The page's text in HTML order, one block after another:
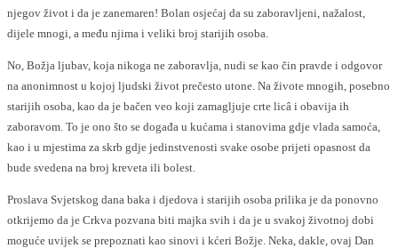
njegov život i da je zanemaren! Bolan osjećaj da su zaboravljeni, nažalost,
dijele mnogi, a među njima i veliki broj starijih osoba.
No, Božja ljubav, koja nikoga ne zaboravlja, nudi se kao čin pravde i odgovor
na anonimnost u kojoj ljudski život prečesto utone. Na živote mnogih, posebno
starijih osoba, kao da je bačen veo koji zamagljuje crte licâ i obavija ih
zaboravom. To je ono što se događa u kućama i stanovima gdje vlada samoća,
kao i u mjestima za skrb gdje jedinstvenosti svake osobe prijeti opasnost da
bude svedena na broj kreveta ili bolest.
Proslava Svjetskog dana baka i djedova i starijih osoba prilika je da ponovno
otkrijemo da je Crkva pozvana biti majka svih i da je u svakoj životnoj dobi
moguće uvijek se prepoznati kao sinovi i kćeri Božje. Neka, dakle, ovaj Dan